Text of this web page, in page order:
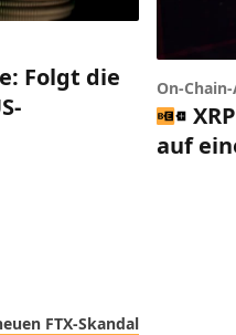
Folgt die
On-
auf
FTX-Skandal